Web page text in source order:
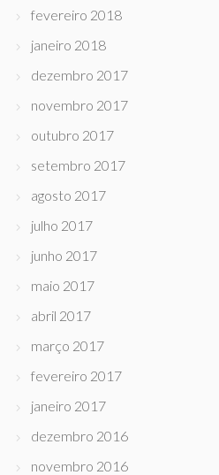
fevereiro 2018
janeiro 2018
dezembro 2017
novembro 2017
outubro 2017
setembro 2017
agosto 2017
julho 2017
junho 2017
maio 2017
abril 2017
março 2017
fevereiro 2017
janeiro 2017
dezembro 2016
novembro 2016